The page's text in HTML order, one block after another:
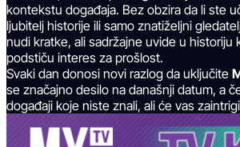
kontekstu događaja. Bez obzira da li ste
ljubitelj historije ili samo znatiželjni
nudi kratke, ali sadržajne uvide u historiju
podstiču interes za prošlost.
Svaki dan donosi novi razlog da uključite
se značajno desilo na današnji datum, a
događaji koje niste znali, ali će vas